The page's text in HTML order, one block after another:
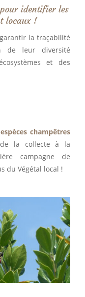
pour identifier les
locaux !
la traçabilité
de leur diversité
et des
champêtres
de la collecte à la
campagne de
du Végétal local !